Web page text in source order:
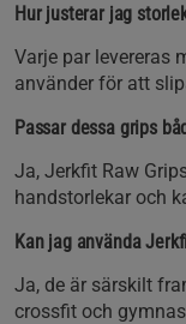
Hur justerar jag
Varje par levereras
använder för att
Passar dessa grips
Ja, Jerkfit Raw
handstorlekar och
Kan jag använda
Ja, de är särskilt
crossfit och